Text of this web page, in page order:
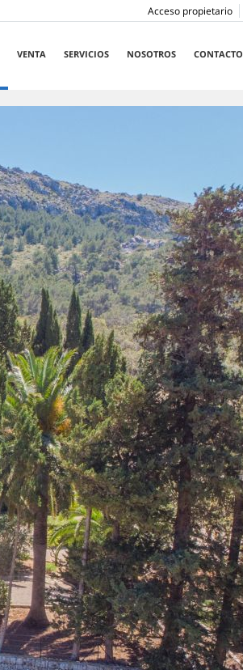
Acceso propietario
VENTA SERVICIOS NOSOTROS CONTACTO